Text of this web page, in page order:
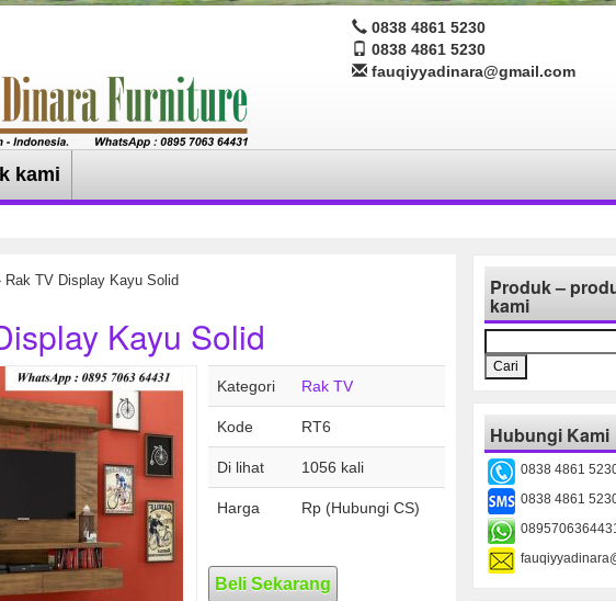
0838 4861 5230
0838 4861 5230
fauqiyyadinara@gmail.com
kami
Rak TV Display Kayu Solid
Kayu Solid
Kategori Rak TV
Kode RT6
Di lihat 1056 kali
Harga Rp (Hubungi CS)
Beli Sekarang
Produk –
kami
untuk:
Hubungi Kami
0838 4861
0838 4861